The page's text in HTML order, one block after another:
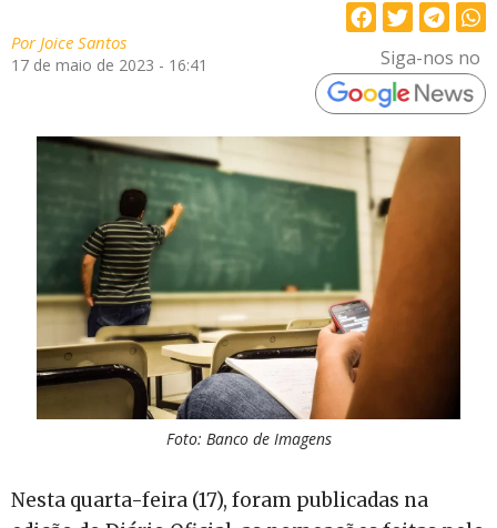
PorJoice Santos
17 de maio de 2023 - 16:41 Siga-nos no
Foto: Banco de Imagens
Nesta quarta-feira (17), foram publicadas na